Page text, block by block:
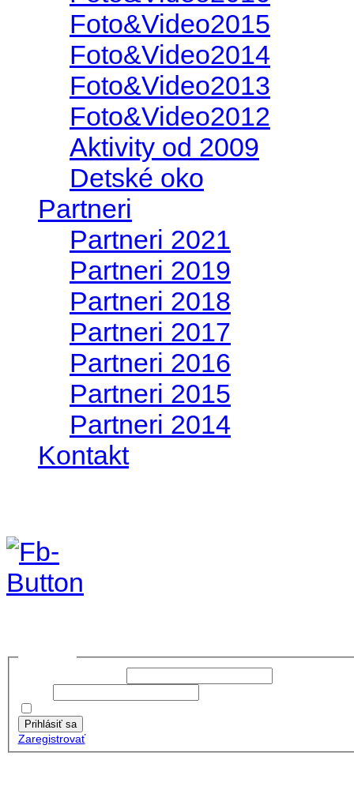
Foto&Video2015
Foto&Video2014
Foto&Video2013
Foto&Video2012
Aktivity od 2009
Detské oko
Partneri
Partneri 2021
Partneri 2019
Partneri 2018
Partneri 2017
Partneri 2016
Partneri 2015
Partneri 2014
Kontakt
Prihlásiť sa
Zaregistrovať